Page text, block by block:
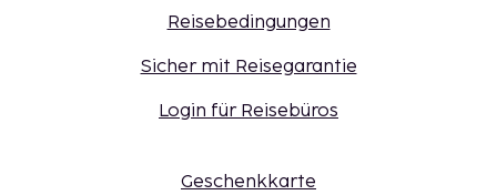
Reisebedingungen
Sicher mit Reisegarantie
Login für Reisebüros
Geschenkkarte